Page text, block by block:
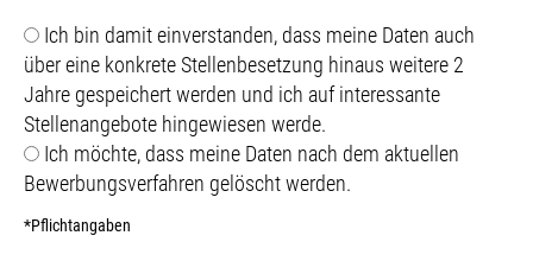
Ich bin damit einverstanden, dass meine Daten auch
über eine konkrete Stellenbesetzung hinaus weitere 2
Jahre gespeichert werden und ich auf interessante
Stellenangebote hingewiesen werde.
Ich möchte, dass meine Daten nach dem aktuellen
Bewerbungsverfahren gelöscht werden.
*Pflichtangaben